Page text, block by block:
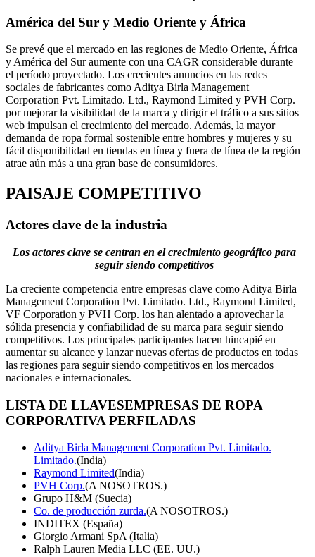
América del Sur y Medio Oriente y África
Se prevé que el mercado en las regiones de Medio Oriente, África
y América del Sur aumente con una CAGR considerable durante
el período proyectado. Los crecientes anuncios en las redes
sociales de fabricantes como Aditya Birla Management
Corporation Pvt. Limitado. Ltd., Raymond Limited y PVH Corp.
por mejorar la visibilidad de la marca y dirigir el tráfico a sus sitios
web impulsan el crecimiento del mercado. Además, la mayor
demanda de ropa formal sostenible entre hombres y mujeres y su
fácil disponibilidad en tiendas en línea y fuera de línea de la región
atrae aún más a una gran base de consumidores.
PAISAJE COMPETITIVO
Actores clave de la industria
Los actores clave se centran en el crecimiento geográfico para
seguir siendo competitivos
La creciente competencia entre empresas clave como Aditya Birla
Management Corporation Pvt. Limitado. Ltd., Raymond Limited,
VF Corporation y PVH Corp. los han alentado a aprovechar la
sólida presencia y confiabilidad de su marca para seguir siendo
competitivos. Los principales participantes hacen hincapié en
aumentar su alcance y lanzar nuevas ofertas de productos en todas
las regiones para seguir siendo competitivos en los mercados
nacionales e internacionales.
LISTA DE LLAVESEMPRESAS DE ROPA
CORPORATIVA PERFILADAS
Aditya Birla Management Corporation Pvt. Limitado.
Limitado.(India)
Raymond Limited(India)
PVH Corp.(A NOSOTROS.)
Grupo H&M (Suecia)
Co. de producción zurda.(A NOSOTROS.)
INDITEX (España)
Giorgio Armani SpA (Italia)
Ralph Lauren Media LLC (EE. UU.)